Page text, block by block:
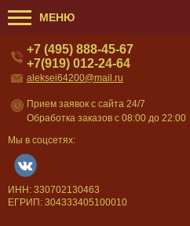
МЕНЮ
+7 (495) 888-45-67
+7(919) 012-24-64
aleksei64200@mail.ru
Прием заявок с сайта 24/7
Обработка заказов с 08:00 до 22:00
Мы в соцсетях:
ИНН: 330702130463
ЕГРИП: 304333405100010